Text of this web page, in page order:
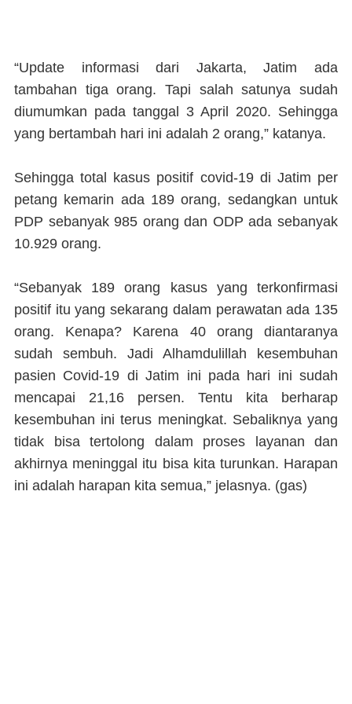
“Update informasi dari Jakarta, Jatim ada
tambahan tiga orang. Tapi salah satunya sudah
diumumkan pada tanggal 3 April 2020. Sehingga
yang bertambah hari ini adalah 2 orang,” katanya.
Sehingga total kasus positif covid-19 di Jatim per
petang kemarin ada 189 orang, sedangkan untuk
PDP sebanyak 985 orang dan ODP ada sebanyak
10.929 orang.
“Sebanyak 189 orang kasus yang terkonfirmasi
positif itu yang sekarang dalam perawatan ada 135
orang. Kenapa? Karena 40 orang diantaranya
sudah sembuh. Jadi Alhamdulillah kesembuhan
pasien Covid-19 di Jatim ini pada hari ini sudah
mencapai 21,16 persen. Tentu kita berharap
kesembuhan ini terus meningkat. Sebaliknya yang
tidak bisa tertolong dalam proses layanan dan
akhirnya meninggal itu bisa kita turunkan. Harapan
ini adalah harapan kita semua,” jelasnya. (gas)